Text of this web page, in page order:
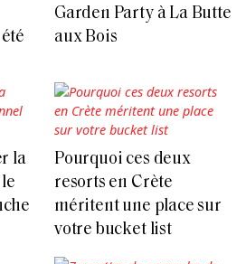
Garden Party à La Butte
aux Bois
la
Pourquoi ces deux
resorts en Crète
méritent une place sur
votre bucket list